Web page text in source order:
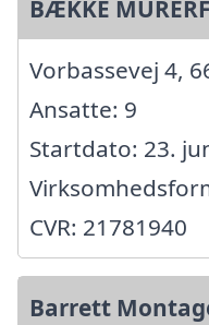
BÆKKE
Vorbassevej 4,
Ansatte: 9
Startdato: 23.
CVR: 21781940
Barrett